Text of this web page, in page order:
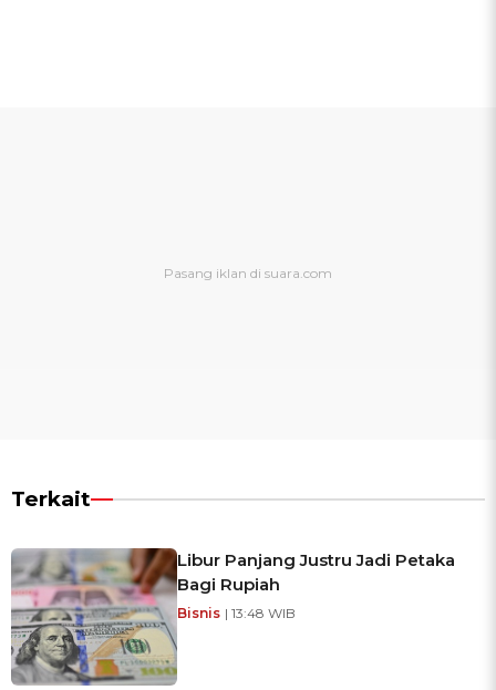
Terkait
Libur Panjang Justru Jadi Petaka
Bagi Rupiah
Bisnis | 13:48 WIB